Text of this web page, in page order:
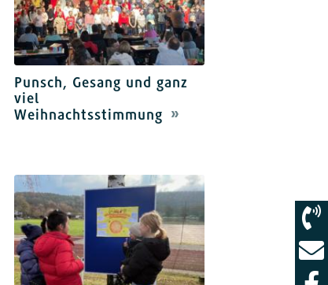
Punsch, Gesang und ganz
viel
Weihnachtsstimmung